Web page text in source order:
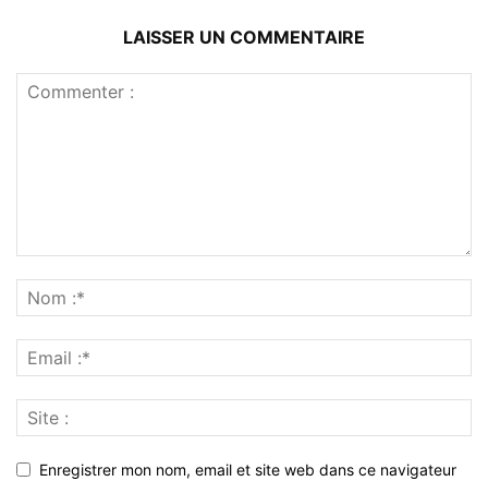
LAISSER UN COMMENTAIRE
Enregistrer mon nom, email et site web dans ce navigateur